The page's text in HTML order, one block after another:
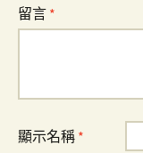
留言 *
顯示名稱 *